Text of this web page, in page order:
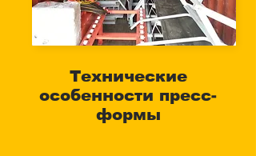
Технические
особенности пресс-
формы